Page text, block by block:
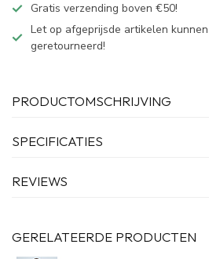
Gratis verzending boven €50!
Let op afgeprijsde artikelen
geretourneerd!
PRODUCTOMSCHRIJVING
SPECIFICATIES
REVIEWS
GERELATEERDE PRODUCTEN